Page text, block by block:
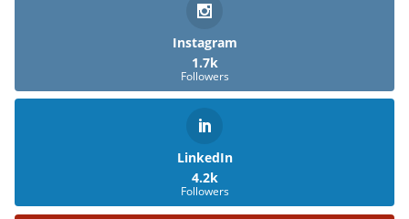
Instagram
1.7k
Followers
LinkedIn
4.2k
Followers